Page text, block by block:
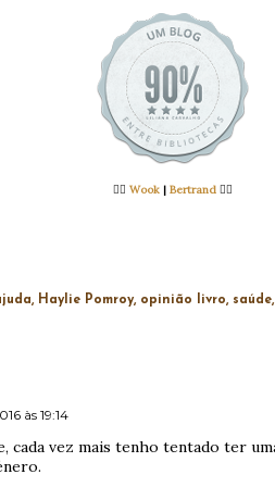
👉🏻 Wook | Bertrand 👈🏻
Haylie Pomroy opinião livro saúde
às 19:14
cada vez mais tenho tentado ter